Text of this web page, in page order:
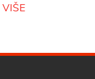
VIŠE